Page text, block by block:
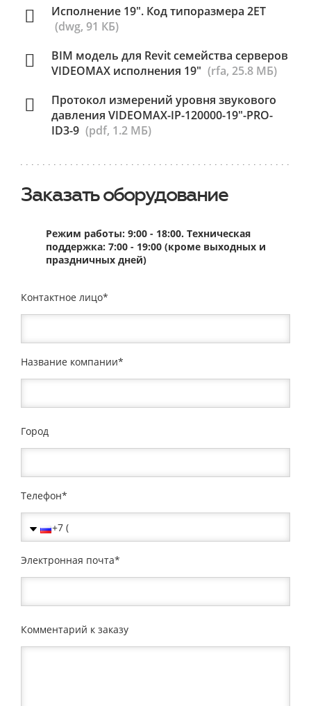
Исполнение 19". Код типоразмера 2ET
(dwg, 91 КБ)
BIM модель для Revit семейства серверов
VIDEOMAX исполнения 19" (rfa, 25.8 МБ)
Протокол измерений уровня звукового
давления VIDEOMAX-IP-120000-19"-PRO-
ID3-9 (pdf, 1.2 МБ)
Заказать оборудование
Режим работы: 9:00 - 18:00. Техническая
поддержка: 7:00 - 19:00 (кроме выходных и
праздничных дней)
Контактное лицо
Название компании
Город
Телефон
Электронная почта
Комментарий к заказу